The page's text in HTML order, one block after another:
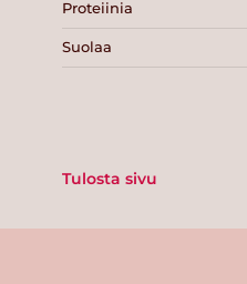
Proteiinia
Suolaa
Tulosta sivu